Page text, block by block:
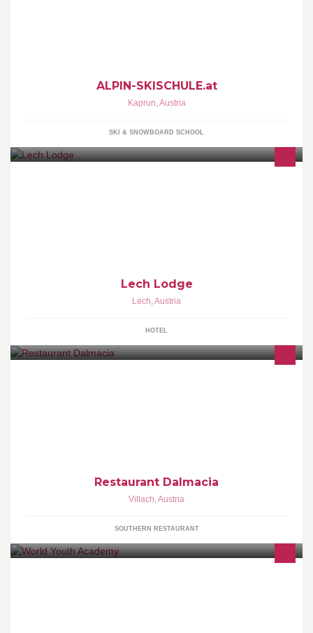
ALPIN-SKISCHULE.at
Kaprun,Austria
SKI & SNOWBOARD SCHOOL
Lech Lodge
Lech,Austria
HOTEL
Restaurant Dalmacia
Villach,Austria
SOUTHERN RESTAURANT